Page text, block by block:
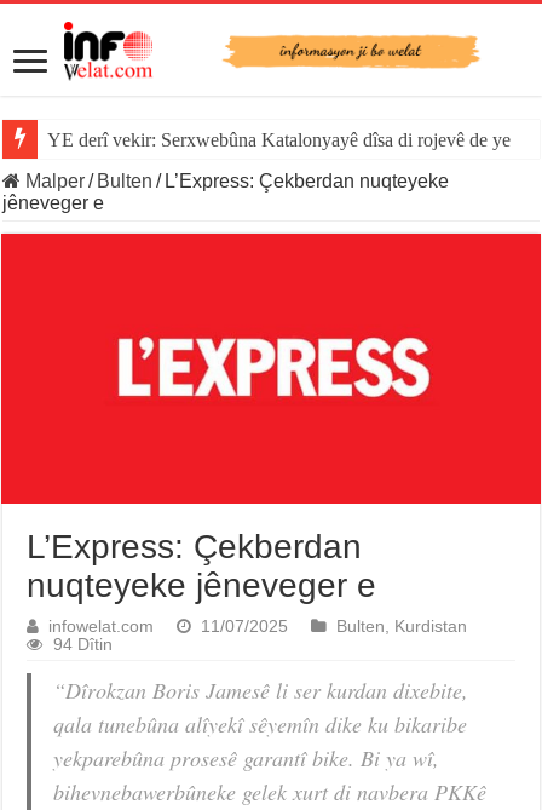
YE derî vekir: Serxwebûna Katalonyayê dîsa di rojevê de ye
Malper/ Bulten / L’Express: Çekberdan nuqteyeke
jêneveger e
L’Express: Çekberdan
nuqteyeke jêneveger e
infowelat.com 11/07/2025 Bulten, Kurdistan
94 Dîtin
“Dîrokzan Boris Jamesê li ser kurdan dixebite,
qala tunebûna alîyekî sêyemîn dike ku bikaribe
yekparebûna prosesê garantî bike. Bi ya wî,
bihevnebawerbûneke gelek xurt di navbera PKKê